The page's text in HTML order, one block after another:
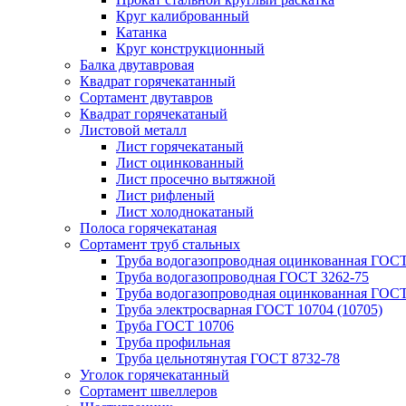
Круг калиброванный
Катанка
Круг конструкционный
Балка двутавровая
Квадрат горячекатанный
Сортамент двутавров
Квадрат горячекатаный
Листовой металл
Лист горячекатаный
Лист оцинкованный
Лист просечно вытяжной
Лист рифленый
Лист холоднокатаный
Полоса горячекатаная
Сортамент труб стальных
Труба водогазопроводная оцинкованная
Труба водогазопроводная ГОСТ 3262-75
Труба водогазопроводная оцинкованная
Труба электросварная ГОСТ 10704 (10705)
Труба ГОСТ 10706
Труба профильная
Труба цельнотянутая ГОСТ 8732-78
Уголок горячекатанный
Сортамент швеллеров